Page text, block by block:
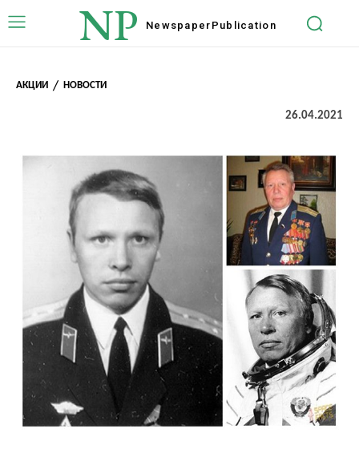
NP Newspaper Publication
АКЦИИ НОВОСТИ
26.04.2021